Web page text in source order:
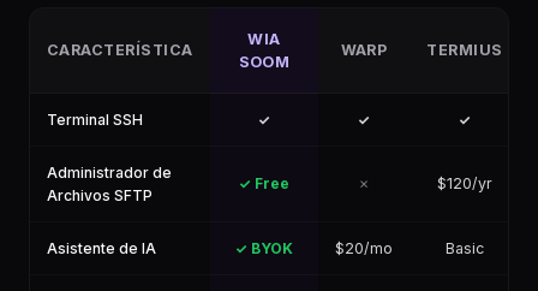
CARACTERÍSTICA
WIA
SOOM
WARP TERMIUS
Terminal SSH ✓ ✓ ✓
Administrador de
Archivos SFTP
✓ Free ✗ $120/yr
Asistente de IA ✓ BYOK $20/mo Basic